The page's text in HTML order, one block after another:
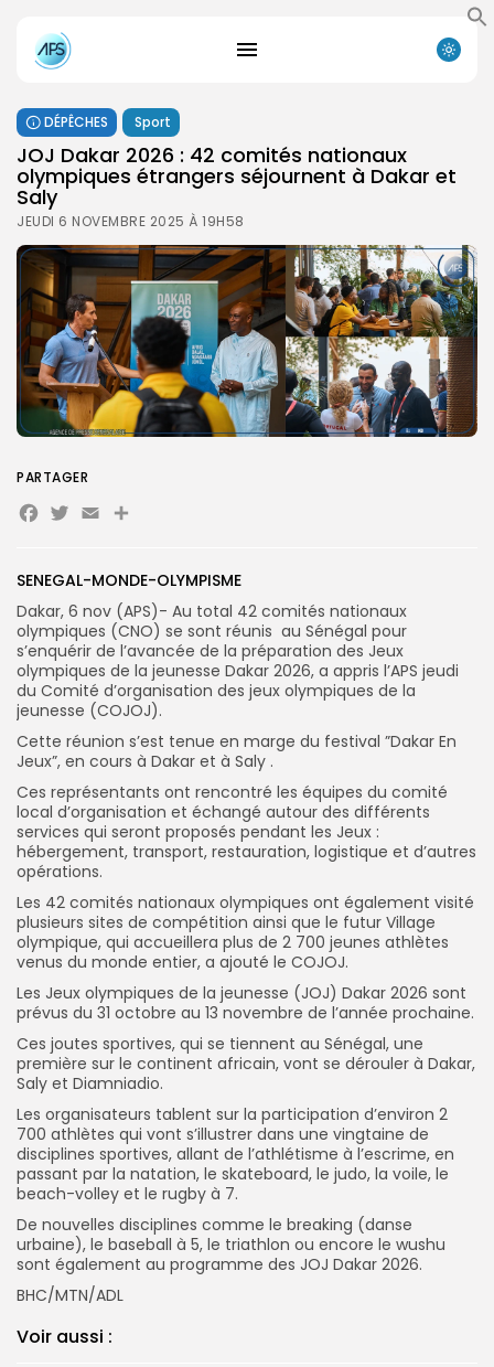
FR
DÉPÊCHES Sport
JOJ Dakar 2026 : 42 comités nationaux
olympiques étrangers séjournent à Dakar et
Saly
JEUDI 6 NOVEMBRE 2025 À 19H58
SENEGAL-MONDE-OLYMPISME
Dakar, 6 nov (APS)- Au total 42 comités nationaux
olympiques (CNO) se sont réunis au Sénégal pour
s’enquérir de l’avancée de la préparation des Jeux
olympiques de la jeunesse Dakar 2026, a appris l’APS jeudi
du Comité d’organisation des jeux olympiques de la
jeunesse (COJOJ).
Cette réunion s’est tenue en marge du festival ”Dakar En
Jeux”, en cours à Dakar et à Saly .
Ces représentants ont rencontré les équipes du comité
local d’organisation et échangé autour des différents
services qui seront proposés pendant les Jeux :
hébergement, transport, restauration, logistique et d’autres
opérations.
Les 42 comités nationaux olympiques ont également visité
plusieurs sites de compétition ainsi que le futur Village
olympique, qui accueillera plus de 2 700 jeunes athlètes
venus du monde entier, a ajouté le COJOJ.
Les Jeux olympiques de la jeunesse (JOJ) Dakar 2026 sont
prévus du 31 octobre au 13 novembre de l’année prochaine.
Ces joutes sportives, qui se tiennent au Sénégal, une
première sur le continent africain, vont se dérouler à Dakar,
Saly et Diamniadio.
Les organisateurs tablent sur la participation d’environ 2
700 athlètes qui vont s’illustrer dans une vingtaine de
disciplines sportives, allant de l’athlétisme à l’escrime, en
passant par la natation, le skateboard, le judo, la voile, le
beach-volley et le rugby à 7.
De nouvelles disciplines comme le breaking (danse
urbaine), le baseball à 5, le triathlon ou encore le wushu
sont également au programme des JOJ Dakar 2026.
BHC/MTN/ADL
Voir aussi :
PARTAGER
Facebook
Twitter
EmailPartager